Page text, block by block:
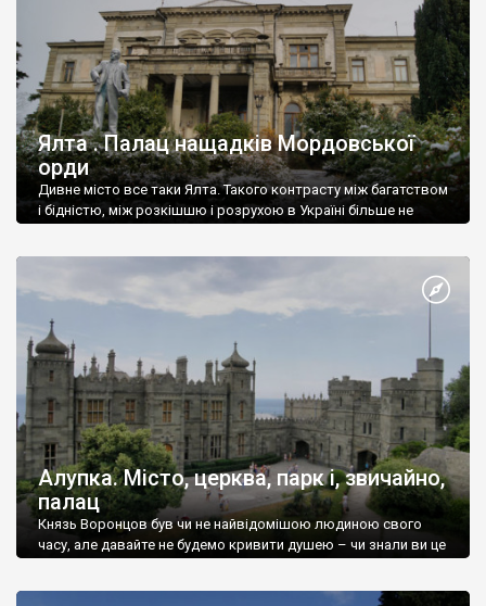
Ялта . Палац нащадків Мордовської
орди
Дивне місто все таки Ялта. Такого контрасту між багатством
і бідністю, між розкішшю і розрухою в Україні більше не
Алупка. Місто, церква, парк і, звичайно,
палац
Князь Воронцов був чи не найвідомішою людиною свого
часу, але давайте не будемо кривити душею – чи знали ви це